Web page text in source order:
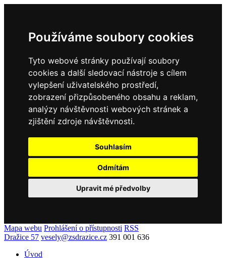
Používáme soubory cookies
Tyto webové stránky používají soubory
cookies a další sledovací nástroje s cílem
vylepšení uživatelského prostředí,
zobrazení přizpůsobeného obsahu a reklam,
analýzy návštěvnosti webových stránek a
zjištění zdroje návštěvnosti.
Souhlasím
Odmítám
Upravit mé předvolby
Mapa webu Prohlášení o přístupnosti RSS
Dražice 57 vesely@zsdrazice.cz 391 001 636
Úvod